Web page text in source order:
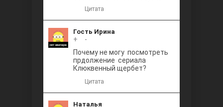
Цитата
Гость Ирина
+
-
Почему не могу посмотреть
прдолжение сериала
Клюквенный щербет?
Цитата
Наталья